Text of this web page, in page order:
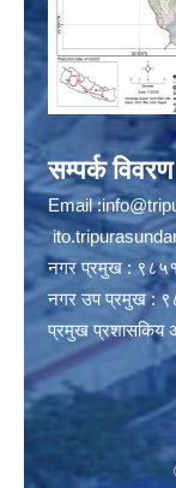
सम्पर्क विवरण
Email :
नगर प्रमुख :
नगर उप प्रमुख :
प्रमुख प्रशासकिय